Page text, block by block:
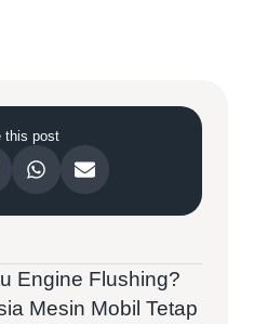
Engine Flushing?
Mesin Mobil Tetap
this post